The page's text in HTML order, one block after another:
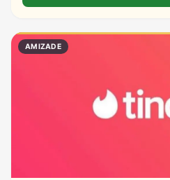
AMIZADE